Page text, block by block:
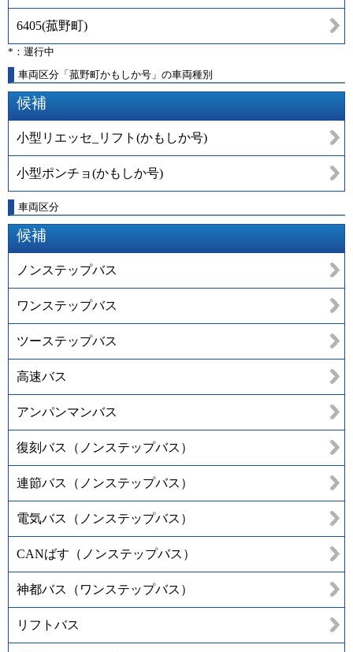
6405(菰野町)
*：運行中
車両区分「菰野町かもしか号」の車両種別
候補
小型リエッセ_リフト(かもしか号)
小型ポンチョ(かもしか号)
車両区分
候補
ノンステップバス
ワンステップバス
ツーステップバス
高速バス
アンパンマンバス
復刻バス（ノンステップバス）
連節バス（ノンステップバス）
電気バス（ノンステップバス）
CANばす（ノンステップバス）
神都バス（ワンステップバス）
リフトバス